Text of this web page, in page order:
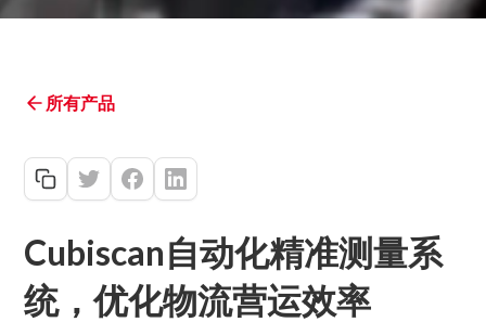
所有产品
Cubiscan自动化精准测量系
统，优化物流营运效率